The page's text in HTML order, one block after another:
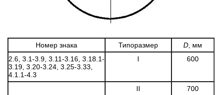
Номер знака Типоразмер D , мм
2.6, 3.1-3.9, 3.11-3.16, 3.18.1-
3.19, 3.20-3.24, 3.25-3.33,
4.1.1-4.3
I 600
II
700